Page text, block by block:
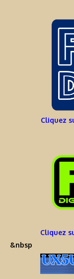
Cliquez
Cliquez
&nbsp